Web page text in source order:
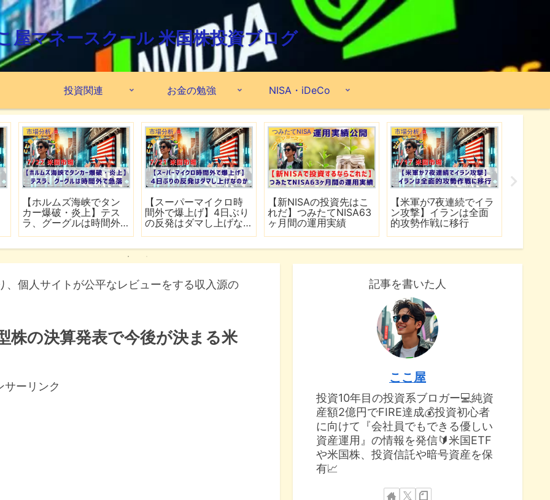
屋マネースクール 米国株投資ブログ
投資関連 お金の勉強 NISA・iDeCo
フレ鈍
手5行
ン開
市場分析
【ホルムズ海峡が再び
封鎖】FRB高官が近く利
上げの可能性
米国ETF
最強米国ETFを探せ！
『VOO・VIG・VONG』
【66ヶ月間の運用実績
市場分析
【スペースＸがナスダ
ック100入り】ホルムズ
海峡でカタールLNG船
ポートフォリオ
【2026年6月】2億
8,890万円のポートフォ
リオ公開『米国ETF・個
個人サイトが公平なレビューをする収入源の
株の決算発表で今後が決まる米
サーリンク
記事を書いた人
ここ屋
投資10年目の投資系ブロガー💻純資
産額2億円でFIRE達成💰投資初心者
に向けて『会社員でもできる優しい
資産運用』の情報を発信🔰米国ETF
や米国株、投資信託や暗号資産を保
有📈